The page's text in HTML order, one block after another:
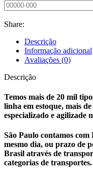
Share:
Descrição
Informação adicional
Avaliações (0)
Descrição
Temos mais de 20 mil
linha em estoque, mais
especializado e agilizade
São Paulo contamos
mesmo dia, ou prazo de
Brasil através de
categorias de transportes.